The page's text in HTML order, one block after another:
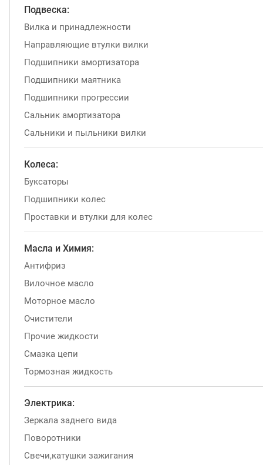
Подвеска:
Вилка и принадлежности
Направляющие втулки вилки
Подшипники амортизатора
Подшипники маятника
Подшипники прогрессии
Сальник амортизатора
Сальники и пыльники вилки
Колеса:
Буксаторы
Подшипники колес
Проставки и втулки для колес
Масла и Химия:
Антифриз
Вилочное масло
Моторное масло
Очистители
Прочие жидкости
Смазка цепи
Тормозная жидкость
Электрика:
Зеркала заднего вида
Поворотники
Свечи,катушки зажигания